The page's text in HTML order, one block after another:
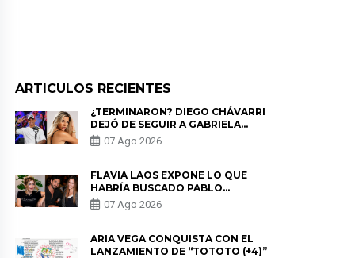
ARTICULOS RECIENTES
¿TERMINARON? DIEGO CHÁVARRI
DEJÓ DE SEGUIR A GABRIELA
HERRERA Y ANUNCIA SU SALIDA
DE PÓDCAST
07 Ago 2026
FLAVIA LAOS EXPONE LO QUE
HABRÍA BUSCADO PABLO
HEREDIA CON ALE FULLER: “UNA
DE LAS PARTES QUERÍA EL
07 Ago 2026
ARIA VEGA CONQUISTA CON EL
LANZAMIENTO DE “TOTOTO (+4)”